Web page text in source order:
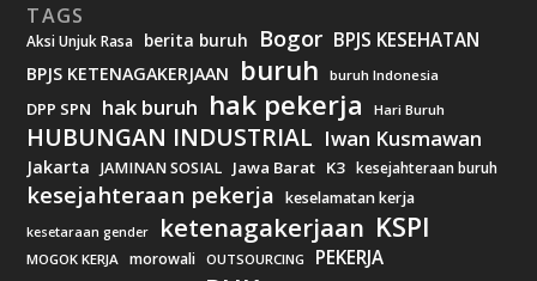
TAGS
Aksi Unjuk Rasa berita buruh Bogor BPJS KESEHATAN
BPJS KETENAGAKERJAAN buruh buruh Indonesia
DPP SPN hak buruh hak pekerja Hari Buruh
HUBUNGAN INDUSTRIAL Iwan Kusmawan
Jakarta JAMINAN SOSIAL Jawa Barat K3 kesejahteraan buruh
kesejahteraan pekerja keselamatan kerja
kesetaraan gender ketenagakerjaan KSPI
MOGOK KERJA morowali OUTSOURCING PEKERJA